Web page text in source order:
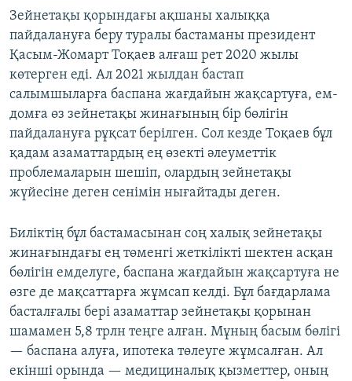
Зейнетақы қорындағы ақшаны халыққа
пайдалануға беру туралы бастаманы президент
Қасым-Жомарт Тоқаев алғаш рет 2020 жылы
көтерген еді. Ал 2021 жылдан бастап
салымшыларға баспана жағдайын жақсартуға, ем-
домға өз зейнетақы жинағының бір бөлігін
пайдалануға рұқсат берілген. Сол кезде Тоқаев бұл
қадам азаматтардың ең өзекті әлеуметтік
проблемаларын шешіп, олардың зейнетақы
жүйесіне деген сенімін нығайтады деген.
Биліктің бұл бастамасынан соң халық зейнетақы
жинағындағы ең төменгі жеткілікті шектен асқан
бөлігін емделуге, баспана жағдайын жақсартуға не
өзге де мақсаттарға жұмсап келді. Бұл бағдарлама
басталғалы бері азаматтар зейнетақы қорынан
шамамен 5,8 трлн теңге алған. Мұның басым бөлігі
— баспана алуға, ипотека төлеуге жұмсалған. Ал
екінші орында — медициналық қызметтер, оның